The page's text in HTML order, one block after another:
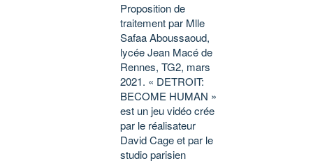
Proposition de
traitement par Mlle
Safaa Aboussaoud,
lycée Jean Macé de
Rennes, TG2, mars
2021. « DETROIT:
BECOME HUMAN »
est un jeu vidéo crée
par le réalisateur
David Cage et par le
studio parisien